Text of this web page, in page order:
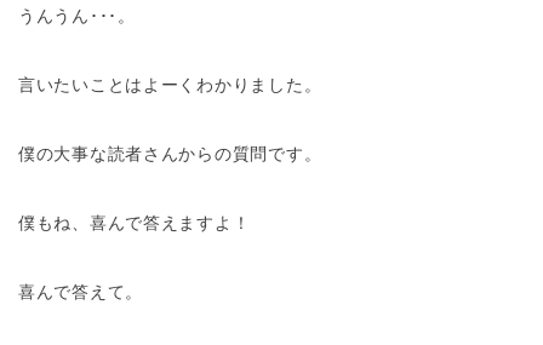
うんうん･･･。
言いたいことはよーくわかりました。
僕の大事な読者さんからの質問です。
僕もね、喜んで答えますよ！
喜んで答えて。